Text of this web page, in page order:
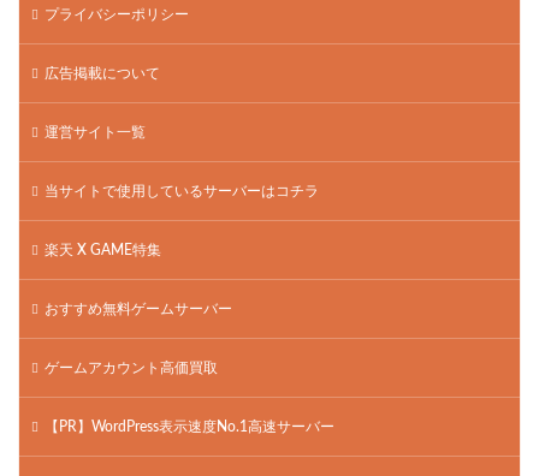
プライバシーポリシー
広告掲載について
運営サイト一覧
当サイトで使用しているサーバーはコチラ
楽天 X GAME特集
おすすめ無料ゲームサーバー
ゲームアカウント高価買取
【PR】WordPress表示速度No.1高速サーバー